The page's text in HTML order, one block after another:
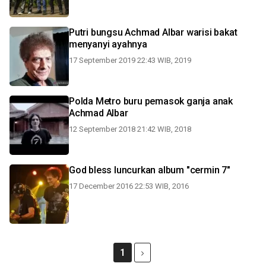
Putri bungsu Achmad Albar warisi bakat
menyanyi ayahnya
17 September 2019 22:43 WIB, 2019
Polda Metro buru pemasok ganja anak
Achmad Albar
12 September 2018 21:42 WIB, 2018
God bless luncurkan album "cermin 7"
17 December 2016 22:53 WIB, 2016
1